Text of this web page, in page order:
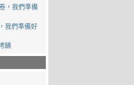
，我們準備
我們準備好
舖